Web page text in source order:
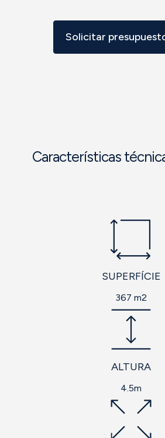
Solicitar
Características
SUPERFÍCIE
367 m2
ALTURA
4.5m